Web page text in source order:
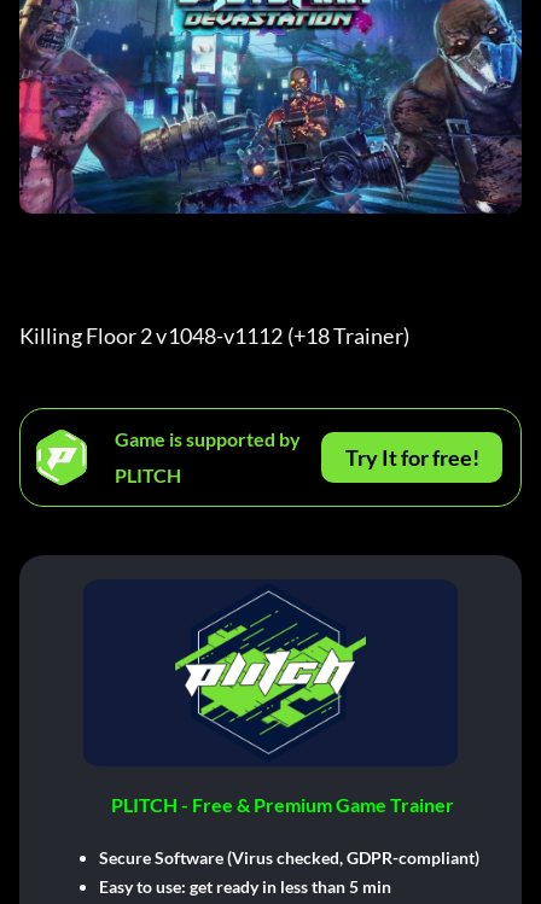
Killing Floor 2 v1048-v1112 (+18 Trainer)
Game is supported by
PLITCH
Try It for free!
PLITCH - Free & Premium Game Trainer
Secure Software (Virus checked, GDPR-compliant)
Easy to use: get ready in less than 5 min